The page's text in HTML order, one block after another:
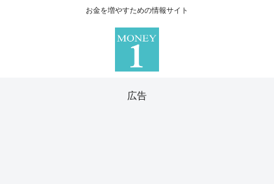
お金を増やすための情報サイト
広告